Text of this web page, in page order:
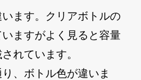
ます。クリアボトルの
ますがよく見ると容量
れています。
、ボトル色が違いま